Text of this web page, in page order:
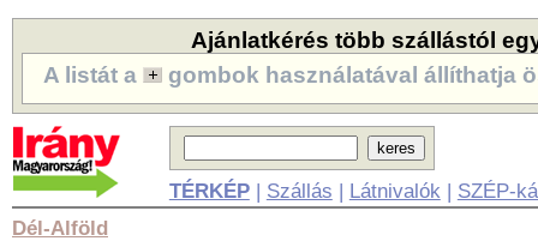
Ajánlatkérés több szállástól
A listát a
gombok használatával állíthatja
TÉRKÉP| Szállás | Látnivalók | SZÉP-
Dél-Alföld